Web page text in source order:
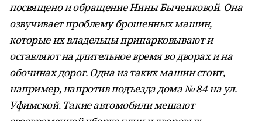
посвящено и обращение Нины Быченковой. Она
озвучивает проблему брошенных машин,
которые их владельцы припарковывают и
оставляют на длительное время во дворах и на
обочинах дорог. Одна из таких машин стоит,
например, напротив подъезда дома № 84 на ул.
Уфимской. Такие автомобили мешают